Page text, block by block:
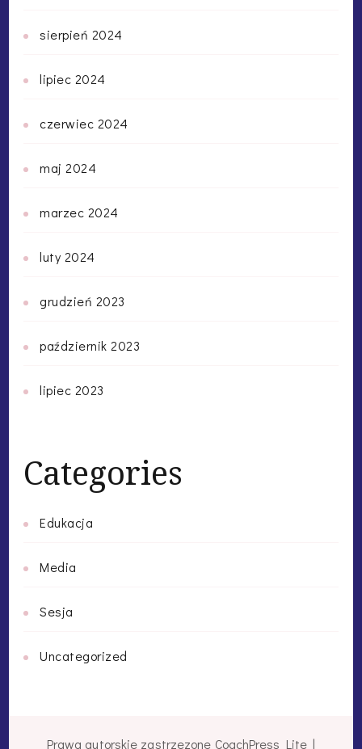
sierpień 2024
lipiec 2024
czerwiec 2024
maj 2024
marzec 2024
luty 2024
grudzień 2023
październik 2023
lipiec 2023
Categories
Edukacja
Media
Sesja
Uncategorized
Prawa autorskie zastrzezone CoachPress Lite |